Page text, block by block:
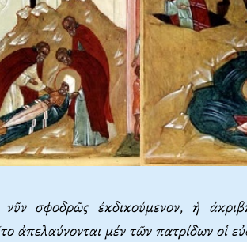
σφοδρῶς ἐκδικούμενον, ἡ
ἀπελαύνονται μέν τῶν πατρίδων οἱ